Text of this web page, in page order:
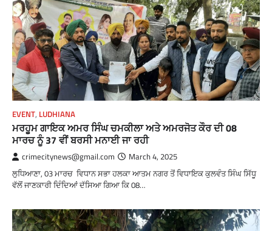
EVENT, LUDHIANA
ਮਰਹੂਮ ਗਾਇਕ ਅਮਰ ਸਿੰਘ ਚਮਕੀਲਾ ਅਤੇ ਅਮਰਜੋਤ ਕੌਰ ਦੀ 08
ਮਾਰਚ ਨੂੰ 37 ਵੀਂ ਬਰਸੀ ਮਨਾਈ ਜਾ ਰਹੀ
crimecitynews@gmail.com March 4, 2025
ਲੁਧਿਆਣਾ, 03 ਮਾਰਚ ਵਿਧਾਨ ਸਭਾ ਹਲਕਾ ਆਤਮ ਨਗਰ ਤੋਂ ਵਿਧਾਇਕ ਕੁਲਵੰਤ ਸਿੰਘ ਸਿੱਧੂ
ਵੱਲੋਂ ਜਾਣਕਾਰੀ ਦਿੰਦਿਆਂ ਦੱਸਿਆ ਗਿਆ ਕਿ 08…